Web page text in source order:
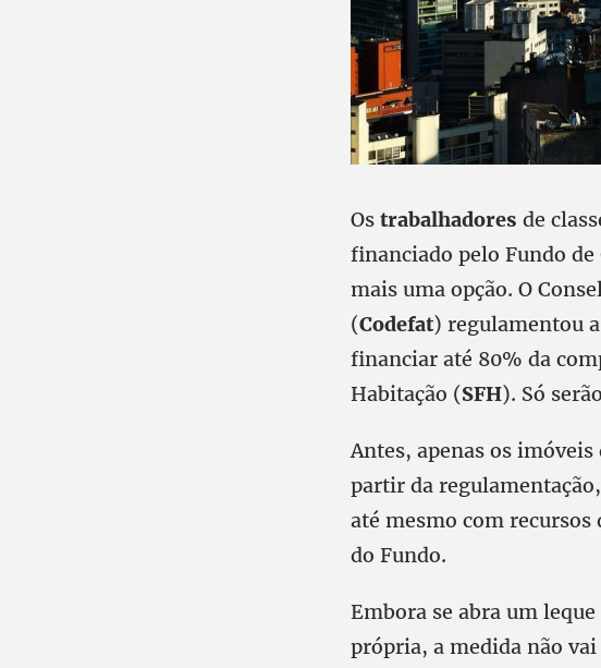
Os trabalhadores de
financiado pelo Fundo de
mais uma opção. O
(Codefat) regulamentou
financiar até 80% da
Habitação (SFH). Só
Antes, apenas os
partir da
até mesmo com recursos
do Fundo.
Embora se abra um
própria, a medida não